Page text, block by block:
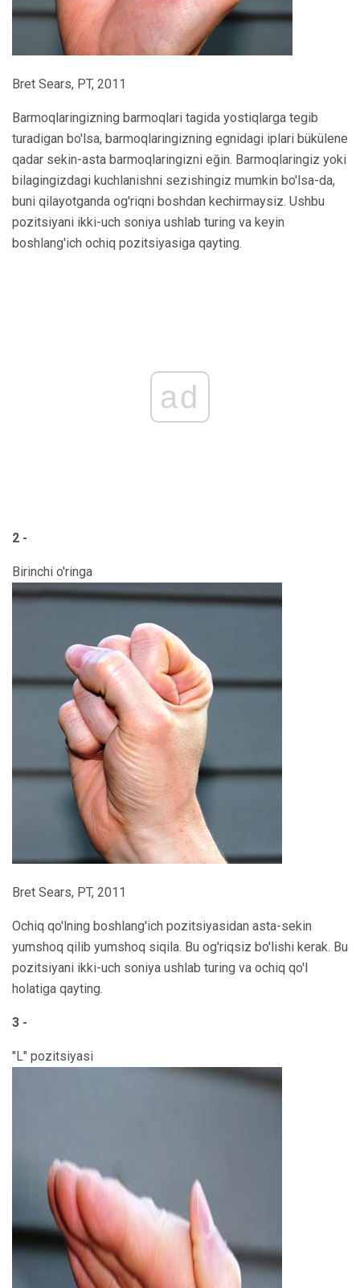
Bret Sears, PT, 2011
Barmoqlaringizning barmoqlari tagida yostiqlarga tegib
turadigan bo'lsa, barmoqlaringizning egnidagi iplari bükülene
qadar sekin-asta barmoqlaringizni eğin. Barmoqlaringiz yoki
bilagingizdagi kuchlanishni sezishingiz mumkin bo'lsa-da,
buni qilayotganda og'riqni boshdan kechirmaysiz. Ushbu
pozitsiyani ikki-uch soniya ushlab turing va keyin
boshlang'ich ochiq pozitsiyasiga qayting.
ad
2 -
Birinchi o'ringa
Bret Sears, PT, 2011
Ochiq qo'lning boshlang'ich pozitsiyasidan asta-sekin
yumshoq qilib yumshoq siqila. Bu og'riqsiz bo'lishi kerak. Bu
pozitsiyani ikki-uch soniya ushlab turing va ochiq qo'l
holatiga qayting.
3 -
"L" pozitsiyasi